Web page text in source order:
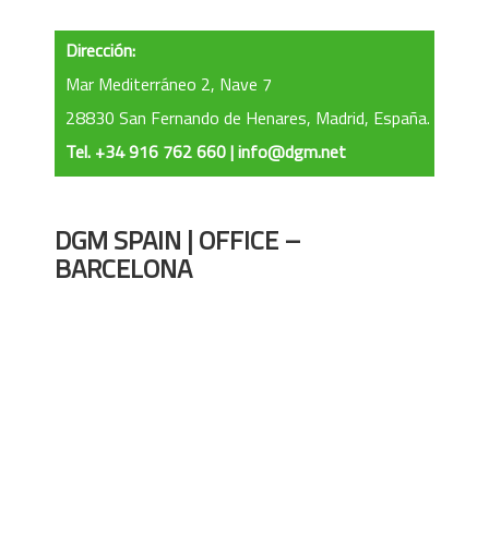
Dirección:
Mar Mediterráneo 2, Nave 7
28830 San Fernando de Henares, Madrid, España.
Tel. +34 916 762 660 | info@dgm.net
DGM SPAIN | OFFICE –
BARCELONA